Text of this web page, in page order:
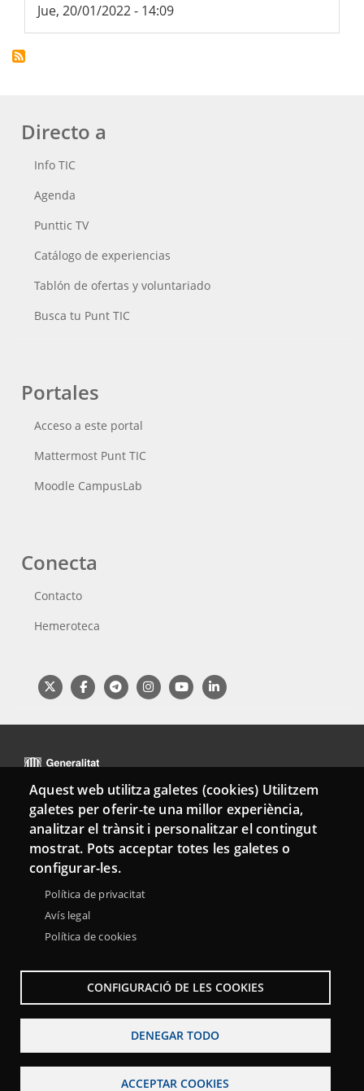
Jue, 20/01/2022 - 14:09
Directo a
Info TIC
Agenda
Punttic TV
Catálogo de experiencias
Tablón de ofertas y voluntariado
Busca tu Punt TIC
Portales
Acceso a este portal
Mattermost Punt TIC
Moodle CampusLab
Conecta
Contacto
Hemeroteca
Aquest web utilitza galetes (cookies) Utilitzem
galetes per oferir-te una millor experiència,
analitzar el trànsit i personalitzar el contingut
mostrat. Pots acceptar totes les galetes o
configurar-les.
Política de privacitat
Avís legal
Política de cookies
CONFIGURACIÓ DE LES COOKIES
DENEGAR TODO
ACCEPTAR COOKIES
Menu
Footer
Sobre la Red Punt TIC Aviso legal
Accesibilidad
Mapa web